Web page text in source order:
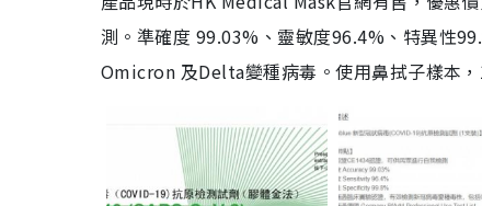
測。準確度 99.03%、靈敏度96.4%、特異性
Omicron 及Delta變種病毒。使用鼻拭子樣本，